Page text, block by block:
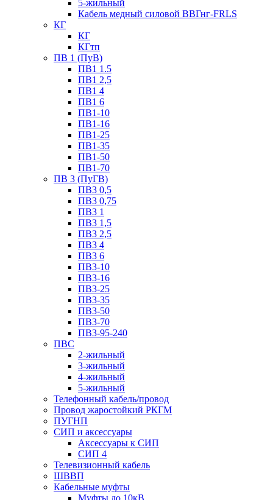
5-жильный
Кабель медный силовой ВВГнг-FRLS
КГ
КГ
КГтп
ПВ 1 (ПуВ)
ПВ1 1.5
ПВ1 2,5
ПВ1 4
ПВ1 6
ПВ1-10
ПВ1-16
ПВ1-25
ПВ1-35
ПВ1-50
ПВ1-70
ПВ 3 (ПуГВ)
ПВ3 0,5
ПВ3 0,75
ПВ3 1
ПВ3 1,5
ПВ3 2,5
ПВ3 4
ПВ3 6
ПВ3-10
ПВ3-16
ПВ3-25
ПВ3-35
ПВ3-50
ПВ3-70
ПВ3-95-240
ПВС
2-жильный
3-жильный
4-жильный
5-жильный
Телефонный кабель/провод
Провод жаростойкий РКГМ
ПУГНП
СИП и аксессуары
Аксессуары к СИП
СИП 4
Телевизионный кабель
ШВВП
Кабельные муфты
Муфты до 10кВ